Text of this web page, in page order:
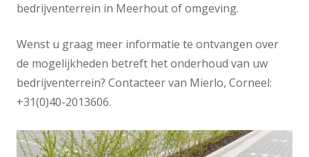
bedrijventerrein in Meerhout of omgeving.
Wenst u graag meer informatie te ontvangen over
de mogelijkheden betreft het onderhoud van uw
bedrijventerrein? Contacteer van Mierlo, Corneel:
+31(0)40-2013606.